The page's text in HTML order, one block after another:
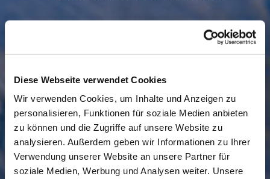
Diese Webseite verwendet Cookies
Wir verwenden Cookies, um Inhalte und Anzeigen zu
personalisieren, Funktionen für soziale Medien anbieten
zu können und die Zugriffe auf unsere Website zu
analysieren. Außerdem geben wir Informationen zu Ihrer
Verwendung unserer Website an unsere Partner für
soziale Medien, Werbung und Analysen weiter. Unsere
GEMEINDE BESUCHEN